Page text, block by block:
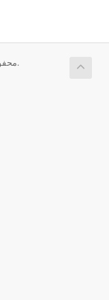
تمامی حقوق برای © 2026 VENOIS. محفوط می باشد.